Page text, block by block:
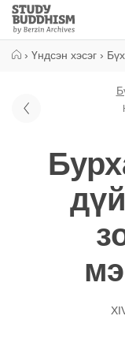
Close
Study
Buddhism
› Үндсэн хэсэг ›